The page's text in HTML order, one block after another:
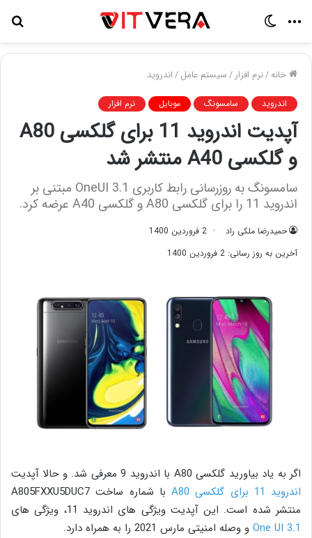
منو
خانه/نرم افزار/سیستم عامل/اندروید
اندروید سامسونگ موبایل نرم افزار
آپدیت اندروید 11 برای گلکسی A80
و گلکسی A40 منتشر شد
سامسونگ به روزرسانی رابط کاربری OneUI 3.1 مبتنی بر
اندروید 11 را برای گلکسی A80 و گلکسی A40 عرضه کرد.
حمیدرضا ملکی راد
2 فروردین 1400
آخرین به روز رسانی: 2 فروردین 1400
اگر به یاد بیاورید گلکسی A80 با اندروید 9 معرفی شد. و حالا آپدیت
اندروید 11 برای گلکسی A80
با شماره ساخت A805FXXU5DUC7
منتشر شده است. این آپدیت ویژگی های اندروید 11، ویژگی های
One UI 3.1 و وصله امنیتی مارس 2021 را به همراه دارد.